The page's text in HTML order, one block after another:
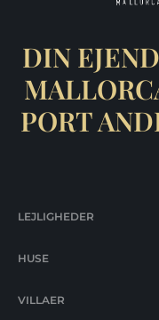
DIN
PORT
LEJLIGHEDER
HUSE
VILLAER